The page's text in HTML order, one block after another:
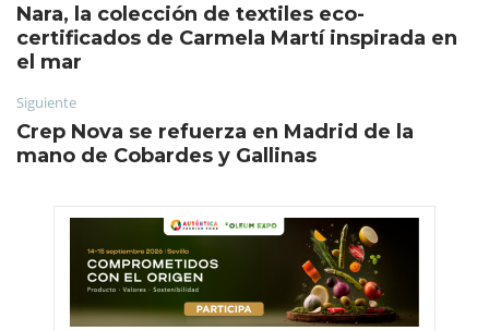
Nara, la colección de textiles eco-
certificados de Carmela Martí inspirada en
el mar
Siguiente
Crep Nova se refuerza en Madrid de la
mano de Cobardes y Gallinas